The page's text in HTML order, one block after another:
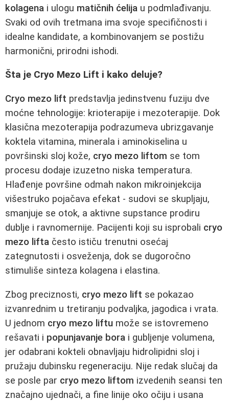
kolagena i ulogu matičnih ćelija u podmlađivanju.
Svaki od ovih tretmana ima svoje specifičnosti i
idealne kandidate, a kombinovanjem se postižu
harmonični, prirodni ishodi.
Šta je Cryo Mezo Lift i kako deluje?
Cryo mezo lift predstavlja jedinstvenu fuziju dve
moćne tehnologije: krioterapije i mezoterapije. Dok
klasična mezoterapija podrazumeva ubrizgavanje
koktela vitamina, minerala i aminokiselina u
površinski sloj kože, cryo mezo liftom se tom
procesu dodaje izuzetno niska temperatura.
Hlađenje površine odmah nakon mikroinjekcija
višestruko pojačava efekat - sudovi se skupljaju,
smanjuje se otok, a aktivne supstance prodiru
dublje i ravnomernije. Pacijenti koji su isprobali cryo
mezo lifta često ističu trenutni osećaj
zategnutosti i osveženja, dok se dugoročno
stimuliše sinteza kolagena i elastina.
Zbog preciznosti, cryo mezo lift se pokazao
izvanrednim u tretiranju podvaljka, jagodica i vrata.
U jednom cryo mezo liftu može se istovremeno
rešavati i popunjavanje bora i gubljenje volumena,
jer odabrani kokteli obnavljaju hidrolipidni sloj i
pružaju dubinsku regeneraciju. Nije redak slučaj da
se posle par cryo mezo liftom izvedenih seansi ten
značajno ujednači, a fine linije oko očiju i usana